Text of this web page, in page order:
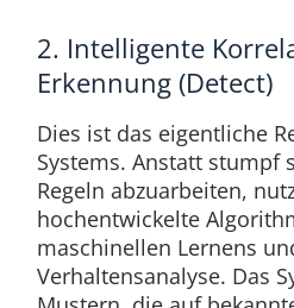
2. Intelligente
Erkennung (Detect)
Dies ist das eigentliche
Systems. Anstatt stumpf
Regeln abzuarbeiten,
hochentwickelte
maschinellen Lernens
Verhaltensanalyse. Das